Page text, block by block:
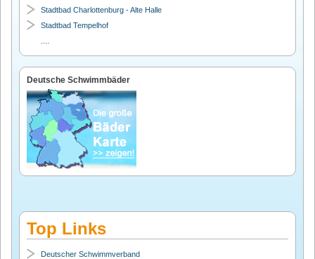
Stadtbad Charlottenburg - Alte Halle
Stadtbad Tempelhof
Deutsche Schwimmbäder
Top Links
Deutscher Schwimmverband